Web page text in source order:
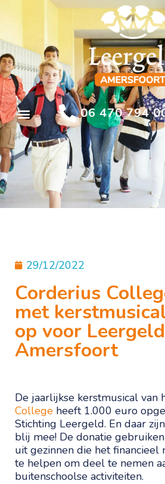
06 470 794
29/12/2022
Corderius
met
op voor Leergeld
Amersfoort
De jaarlijkse kerstmusical van
College heeft 1.000 euro
Stichting Leergeld. En daar
blij mee! De donatie
uit gezinnen die het financieel
te helpen om deel te nemen
buitenschoolse activiteiten.